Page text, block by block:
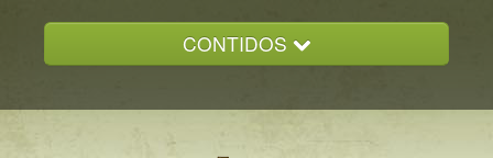
CONTIDOS
GALICIA ENCANTADA